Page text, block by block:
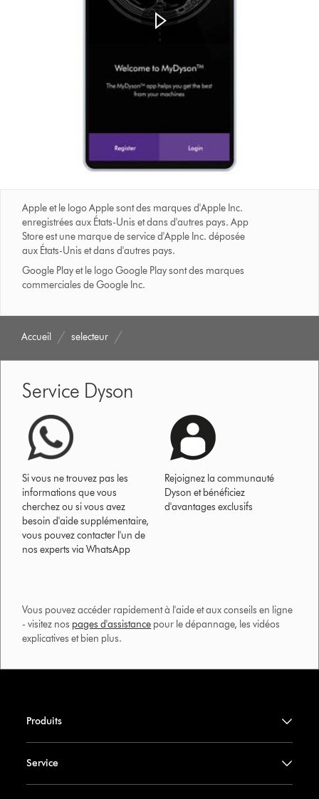
Apple et le logo Apple sont des marques d'Apple Inc.
enregistrées aux États-Unis et dans d'autres pays. App
Store est une marque de service d'Apple Inc. déposée
aux États-Unis et dans d'autres pays.
Google Play et le logo Google Play sont des marques
commerciales de Google Inc.
Accueil selecteur
Service Dyson
Si vous ne trouvez pas les
informations que vous
cherchez ou si vous avez
besoin d'aide supplémentaire,
vous pouvez contacter l'un de
nos experts via WhatsApp
Rejoignez la communauté
Dyson et bénéficiez
d'avantages exclusifs
Vous pouvez accéder rapidement à l'aide et aux conseils en ligne
- visitez nos pages d'assistance pour le dépannage, les vidéos
explicatives et bien plus.​
Produits
Service